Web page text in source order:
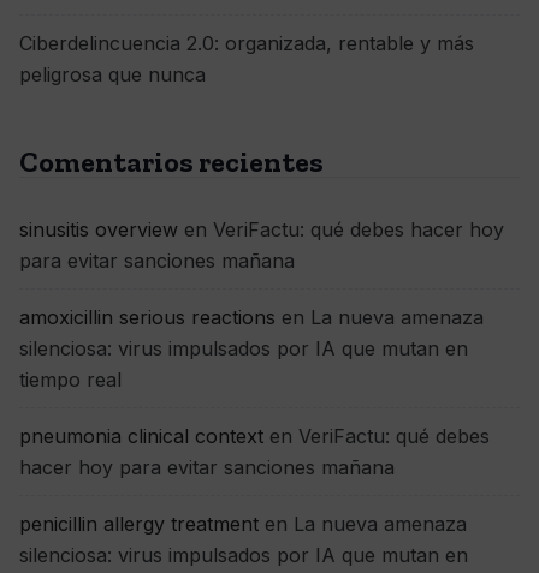
Ciberdelincuencia 2.0: organizada, rentable y más
peligrosa que nunca
Comentarios recientes
sinusitis overview en VeriFactu: qué debes hacer hoy
para evitar sanciones mañana
amoxicillin serious reactions en La nueva amenaza
silenciosa: virus impulsados por IA que mutan en
tiempo real
pneumonia clinical context en VeriFactu: qué debes
hacer hoy para evitar sanciones mañana
penicillin allergy treatment en La nueva amenaza
silenciosa: virus impulsados por IA que mutan en